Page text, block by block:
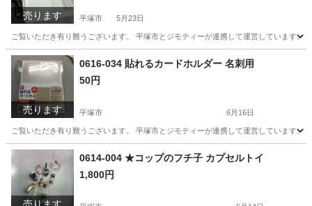
売ります 平塚市 5月23日
ご覧いただき有り難うございます。 平塚市とジモティーが連携して運営していま
神奈川 平塚市 生活雑貨
売ります
0616-034 貼れるカードホルダー 名刺用
50円
平塚市 6月16日
ご覧いただき有り難うございます。 平塚市とジモティーが連携して運営していま
神奈川 平塚市 インテリア雑貨/小物 リユース
0614-004 ★コップのフチ子 カプセルトイ
1,800円